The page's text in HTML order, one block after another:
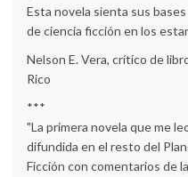
Esta novela sienta sus
de ciencia ficción en los
Nelson E. Vera, crítico de
Rico
***
"La primera novela que me
difundida en el resto del
Ficción con comentarios de